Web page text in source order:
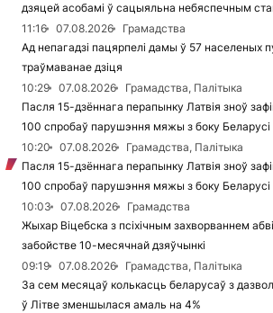
дзяцей асобамі ў сацыяльна небяспечным
11:16
07.08.2026
Грамадства
Ад непагадзі пацярпелі дамы ў 57 населеных
траўмаванае дзіця
10:29
07.08.2026
Грамадства, Палітыка
Пасля 15-дзённага перапынку Латвія зноў
100 спробаў парушэння мяжы з боку Беларусі
10:20
07.08.2026
Грамадства, Палітыка
Пасля 15-дзённага перапынку Латвія зноў
100 спробаў парушэння мяжы з боку Беларусі
10:03
07.08.2026
Грамадства
Жыхар Віцебска з псіхічным захворваннем
забойстве 10-месячнай дзяўчынкі
09:19
07.08.2026
Грамадства, Палітыка
За сем месяцаў колькасць беларусаў з
ў Літве зменшылася амаль на 4%